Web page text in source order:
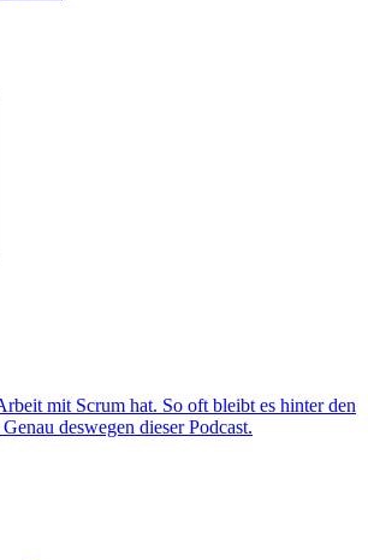
mit Scrum hat. So oft bleibt es hinter den
deswegen dieser Podcast.